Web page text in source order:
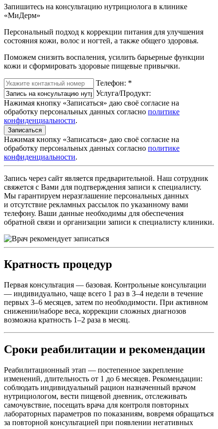
Запишитесь на консультацию нутрициолога в клинике
«МиДерм»
Персональный подход к коррекции питания для улучшения
состояния кожи, волос и ногтей, а также общего здоровья.
Поможем снизить воспаления, усилить барьерные функции
кожи и сформировать здоровые пищевые привычки.
Телефон: *
Услуга/Продукт:
Нажимая кнопку «Записаться» даю своё согласие на
обработку персональных данных согласно политике
конфиденциальности.
Записаться
Нажимая кнопку «Записаться» даю своё согласие на
обработку персональных данных согласно политике
конфиденциальности.
Запись через сайт является предварительной. Наш сотрудник
свяжется с Вами для подтверждения записи к специалисту.
Мы гарантируем неразглашение персональных данных
и отсутствие рекламных рассылок по указанному вами
телефону. Ваши данные необходимы для обеспечения
обратной связи и организации записи к специалисту клиники.
Кратность процедур
Первая консультация — базовая. Контрольные консультации
— индивидуально, чаще всего 1 раз в 3–4 недели в течение
первых 3–6 месяцев, затем по необходимости. При активном
снижении/наборе веса, коррекции сложных диагнозов
возможна кратность 1–2 раза в месяц.
Сроки реабилитации и рекомендации
Реабилитационный этап — постепенное закрепление
изменений, длительность от 1 до 6 месяцев. Рекомендации:
соблюдать индивидуальный рацион назначенный врачом
нутрициологом, вести пищевой дневник, отслеживать
самочувствие, посещать врача для контроля повторных
лабораторных параметров по показаниям, вовремя обращаться
за повторной консультацией при появлении негативных